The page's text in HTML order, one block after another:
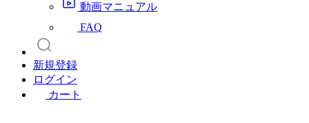
動画マニュアル
FAQ
新規登録
ログイン
カート